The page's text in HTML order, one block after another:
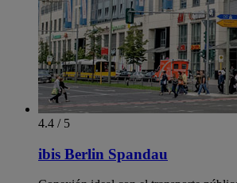
4.4 / 5
ibis Berlin Spandau